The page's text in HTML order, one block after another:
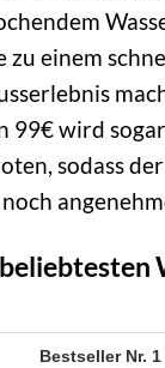
zu einem
99€ wird
sodass
1